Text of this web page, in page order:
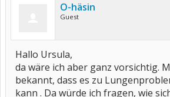
O-häsin
Guest
Hallo Ursula,
da wäre ich aber ganz vorsichtig.
bekannt, dass es zu
kann . Da würde ich fragen, wie